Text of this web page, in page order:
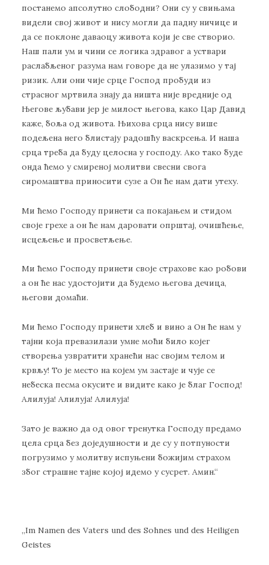
постанемо апсолутно слободни? Они су у свињама
видели свој живот и нису могли да падну ничице и
да се поклоне даваоцу живота који је све створио.
Наш пали ум и чини се логика здравог а уствари
раслабљеног разума нам говоре да не улазимо у тај
ризик. Али они чије срце Господ пробуди из
страсног мртвила знају да ништа није вредније од
Његове љубави јер је милост његова, како Цар Давид
каже, боља од живота. Њихова срца нису више
подељена него блистају радошћу васкрсења. И наша
срца треба да буду целосна у господу. Ако тако буде
онда ћемо у смиреној молитви свесни свога
сиромаштва приносити сузе а Он ће нам дати утеху.
Ми ћемо Господу принети са покајањем и стидом
своје грехе а он ће нам даровати опрштај, очишћење,
исцељење и просветљење.
Ми ћемо Господу принети своје страхове као робови
а он ће нас удостојити да будемо његова дечица,
његови домаћи.
Ми ћемо Господу принети хлеб и вино а Он ће нам у
тајни која превазилази умне моћи било којег
створења узвратити хранећи нас својим телом и
крвљу! То је место на којем ум застаје и чује се
небеска песма окусите и видите како је благ Господ!
Алилуја! Алилуја! Алилуја!
Зато је важно да од овог тренутка Господу предамо
цела срца без доједушности и де су у потпуности
погрузимо у молитву испуњени божијим страхом
због страшне тајне којој идемо у сусрет. Амин.“
„Im Namen des Vaters und des Sohnes und des Heiligen
Geistes